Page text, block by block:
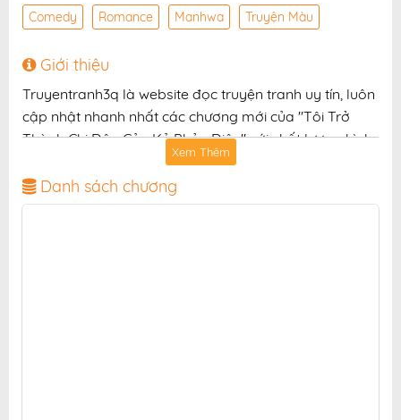
Comedy Romance Manhwa Truyện Màu
Giới thiệu
Truyentranh3q là website đọc truyện tranh uy tín, luôn
cập nhật nhanh nhất các chương mới của "Tôi Trở
Thành Chị Dâu Của Kẻ Phản Diện" với chất lượng hình
ảnh sắc nét, bản dịch chuẩn và giao diện thân thiện,
mang đến trải nghiệm đọc truyện hấp dẫn, tiện lợi,
hoàn toàn miễn phí cho độc giả yêu thích truyện tranh
Xem Thêm
Danh sách chương